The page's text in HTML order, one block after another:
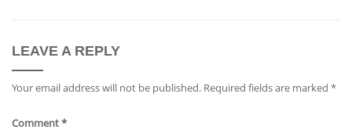
LEAVE A REPLY
Your email address will not be published. Required fields are marked *
Comment*